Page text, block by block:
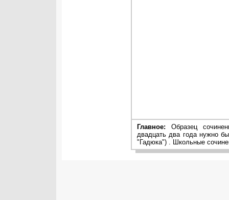
Главное: Образец
двадцать два года нужно
"Гадюка") . Школьные